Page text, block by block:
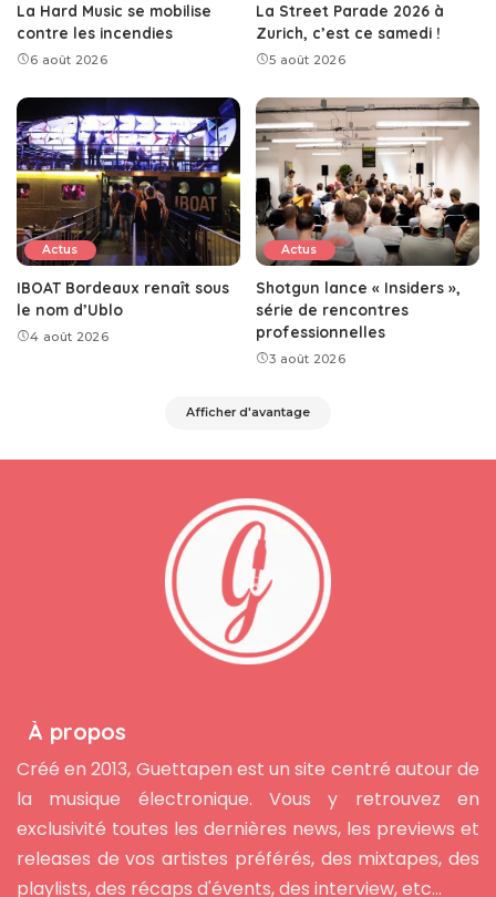
La Hard Music se mobilise
contre les incendies
6 août 2026
La Street Parade 2026 à
Zurich, c’est ce samedi !
5 août 2026
Actus
IBOAT Bordeaux renaît sous
le nom d’Ublo
4 août 2026
Actus
Shotgun lance « Insiders »,
série de rencontres
professionnelles
3 août 2026
Afficher d'avantage
À propos
Créé en 2013, Guettapen est un site centré autour de
la musique électronique. Vous y retrouvez en
exclusivité toutes les dernières news, les previews et
releases de vos artistes préférés, des mixtapes, des
playlists, des récaps d'évents, des interview, etc...